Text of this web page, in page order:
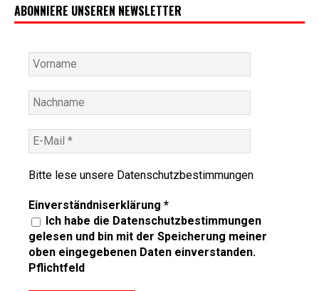
ABONNIERE UNSEREN NEWSLETTER
Bitte lese unsere Datenschutzbestimmungen
Einverständniserklärung *
Ich habe die Datenschutzbestimmungen
gelesen und bin mit der Speicherung meiner
oben eingegebenen Daten einverstanden.
Pflichtfeld